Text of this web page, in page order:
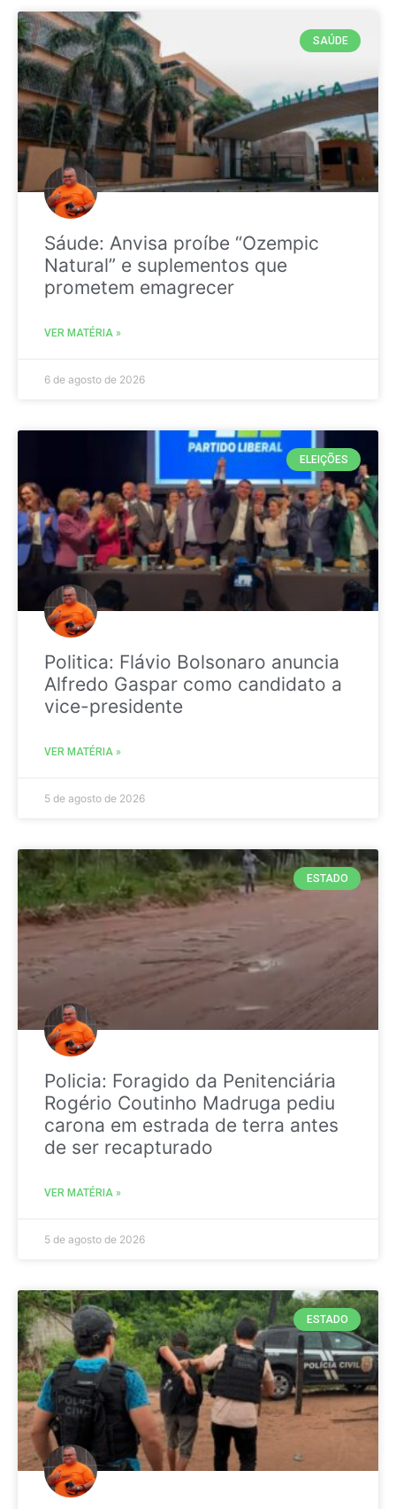
SAÚDE
Sáude: Anvisa proíbe “Ozempic
Natural” e suplementos que
prometem emagrecer
VER MATÉRIA »
6 de agosto de 2026
ELEIÇÕES
Politica: Flávio Bolsonaro anuncia
Alfredo Gaspar como candidato a
vice-presidente
VER MATÉRIA »
5 de agosto de 2026
ESTADO
Policia: Foragido da Penitenciária
Rogério Coutinho Madruga pediu
carona em estrada de terra antes
de ser recapturado
VER MATÉRIA »
5 de agosto de 2026
ESTADO